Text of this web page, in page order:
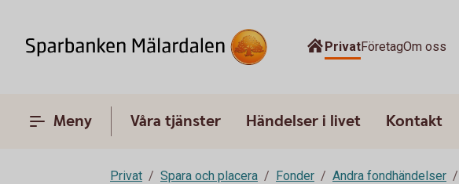
PrivatFöretagOm oss
Meny Våra tjänster Händelser i livet Kontakt
Privat Spara och placera Fonder Andra fondhändelser